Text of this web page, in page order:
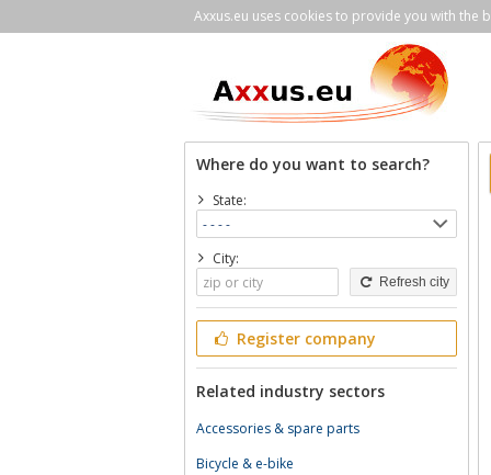
Axxus.eu uses cookies to provide you with the
Where do you want to search?
State:
City:
Refresh city
Register company
Related industry sectors
Accessories & spare parts
Bicycle & e-bike